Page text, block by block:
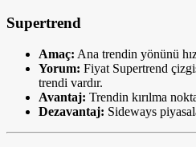
Supertrend
Amaç: Ana trendin yönünü
Yorum: Fiyat Supertrend
trendi vardır.
Avantaj: Trendin kırılma
Dezavantaj: Sideways